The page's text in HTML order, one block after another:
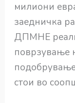
милиони
заедничка
ДПМНЕ
поврзување
стои во